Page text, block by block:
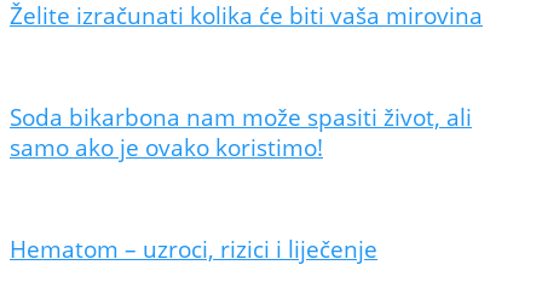
Želite izračunati kolika će biti vaša mirovina
Soda bikarbona nam može spasiti život, ali
samo ako je ovako koristimo!
Hematom – uzroci, rizici i liječenje